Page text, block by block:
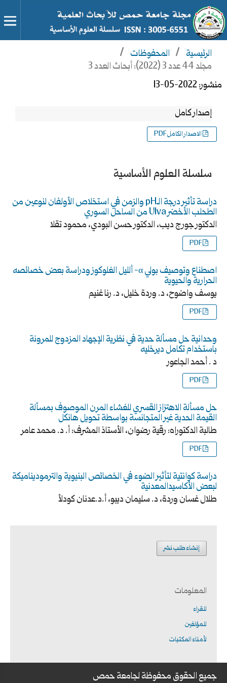
الرئيسية / المحفوظات /
مجلد 44 عدد 3 (2022): أبحاث العدد 3
منشور: 2022-05-13
إصدار كامل
الاصدار الكامل PDF
سلسلة العلوم الأساسية
دراسة تأثير درجة الـpH والزمن في استخلاص الأولفان لنوعين من
الطحلب الأخضر Ulva من الساحل السوري
الدكتور جورج ديب، الدكتور حسن البودي، محمود تقلا
PDF
اصطناع وتوصيف بولي α- ألليل الغلوكوز ودراسة بعض خصائصه
الحرارية والحيوية
يوسف واضوح، د. وردة خليل، د. رنا غنيم
PDF
وحدانية حل مسألة حدية في نظرية الإجهاد المزدوج للمرونة
باستخدام تكامل ديرخليه
د . أحمد الجاعور
PDF
حل مسألة الاهتزاز القسري للغشاء المرن الموصوف بمسألة
القيمة الحدية غير المتجانسة بواسطة تحويل هانكل
طالبة الدكتوراه: رقية رضوان، الأستاذ المشرف: أ. د. محمد عامر
PDF
دراسة كوانتية لتأثير الضوء في الخصائص البنيوية والترموديناميكة
لبعض الأكاسيدالمعدنية
طلال غسان وردة، د. سليمان ديبو، أ.د.عدنان كودلأ
إنشاء طلب نشر
المعلومات
للقراء
للمؤلفين
لأمناء المكتبات
جميع الحقوق محفوظة لجامعة حمص